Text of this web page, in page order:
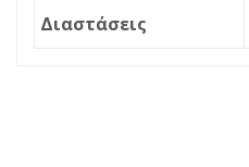
Διαστάσεις